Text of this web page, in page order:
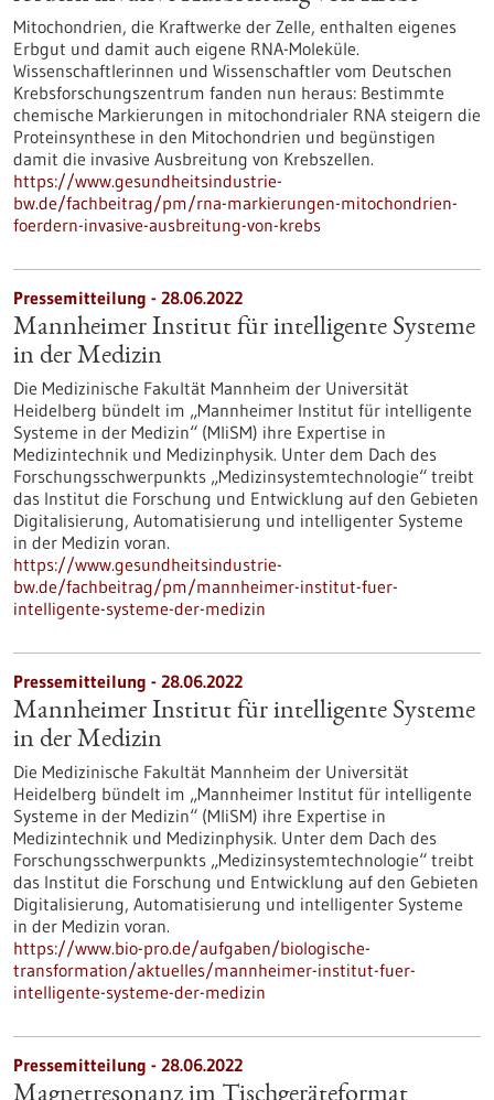
Mitochondrien, die Kraftwerke der Zelle, enthalten eigenes
Erbgut und damit auch eigene RNA-Moleküle.
Wissenschaftlerinnen und Wissenschaftler vom Deutschen
Krebsforschungszentrum fanden nun heraus: Bestimmte
chemische Markierungen in mitochondrialer RNA steigern die
Proteinsynthese in den Mitochondrien und begünstigen
damit die invasive Ausbreitung von Krebszellen.
https://www.gesundheitsindustrie-
bw.de/fachbeitrag/pm/rna-markierungen-mitochondrien-
foerdern-invasive-ausbreitung-von-krebs
Pressemitteilung - 28.06.2022
Mannheimer Institut für intelligente Systeme
in der Medizin
Die Medizinische Fakultät Mannheim der Universität
Heidelberg bündelt im „Mannheimer Institut für intelligente
Systeme in der Medizin“ (MIiSM) ihre Expertise in
Medizintechnik und Medizinphysik. Unter dem Dach des
Forschungsschwerpunkts „Medizinsystemtechnologie“ treibt
das Institut die Forschung und Entwicklung auf den Gebieten
Digitalisierung, Automatisierung und intelligenter Systeme
in der Medizin voran.
https://www.gesundheitsindustrie-
bw.de/fachbeitrag/pm/mannheimer-institut-fuer-
intelligente-systeme-der-medizin
Pressemitteilung - 28.06.2022
Mannheimer Institut für intelligente Systeme
in der Medizin
Die Medizinische Fakultät Mannheim der Universität
Heidelberg bündelt im „Mannheimer Institut für intelligente
Systeme in der Medizin“ (MIiSM) ihre Expertise in
Medizintechnik und Medizinphysik. Unter dem Dach des
Forschungsschwerpunkts „Medizinsystemtechnologie“ treibt
das Institut die Forschung und Entwicklung auf den Gebieten
Digitalisierung, Automatisierung und intelligenter Systeme
in der Medizin voran.
https://www.bio-pro.de/aufgaben/biologische-
transformation/aktuelles/mannheimer-institut-fuer-
intelligente-systeme-der-medizin
Pressemitteilung - 28.06.2022